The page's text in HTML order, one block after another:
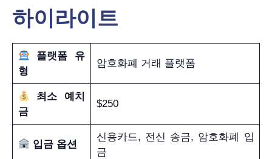
하이라이트
플랫폼 유
형
암호화폐 거래 플랫폼
최소 예치
금
$250
입금 옵션
신용카드, 전신 송금, 암호화폐 입
금